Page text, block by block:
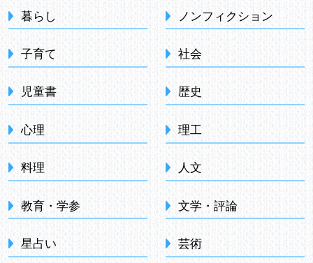
暮らし
子育て
児童書
心理
料理
教育・学参
星占い
ノンフィクション
社会
歴史
理工
人文
文学・評論
芸術